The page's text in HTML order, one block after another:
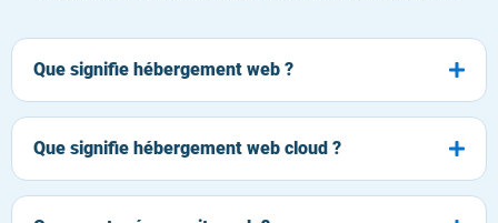
Que signifie hébergement web ?
Que signifie hébergement web cloud ?